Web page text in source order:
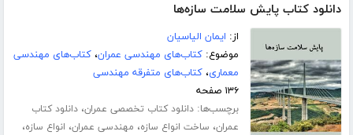
دانلود کتاب پایش سلامت سازه‌ها
از: ایمان الیاسیان
موضوع:کتاب‌های مهندسی عمران،کتاب‌های مهندسی
معماری،کتاب‌های متفرقه مهندسی
۱۳۶ صفحه
برچسب‌ها:دانلود کتاب تخصصی عمران،دانلود کتاب
عمران، ساخت انواع سازه، مهندسی عمران، انواع سازه،